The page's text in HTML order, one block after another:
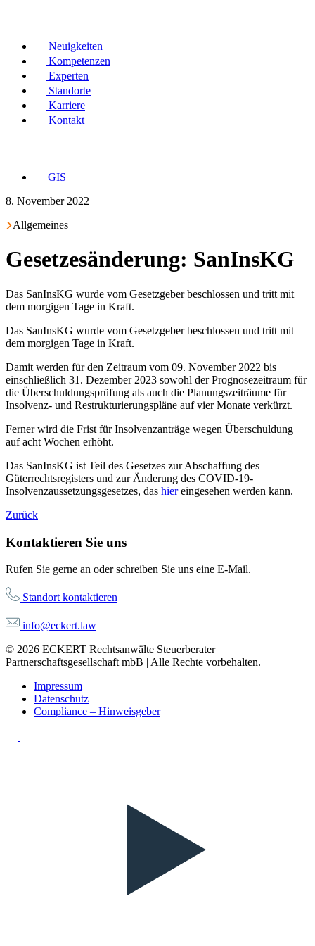
Neuigkeiten
Kompetenzen
Experten
Standorte
Karriere
Kontakt
GIS
8. November 2022
Allgemeines
Gesetzesänderung: SanInsKG
Das SanInsKG wurde vom Gesetzgeber beschlossen und tritt mit
dem morgigen Tage in Kraft.
Das SanInsKG wurde vom Gesetzgeber beschlossen und tritt mit
dem morgigen Tage in Kraft.
Damit werden für den Zeitraum vom 09. November 2022 bis
einschließlich 31. Dezember 2023 sowohl der Prognosezeitraum für
die Überschuldungsprüfung als auch die Planungszeiträume für
Insolvenz- und Restrukturierungspläne auf vier Monate verkürzt.
Ferner wird die Frist für Insolvenzanträge wegen Überschuldung
auf acht Wochen erhöht.
Das SanInsKG ist Teil des Gesetzes zur Abschaffung des
Güterrechtsregisters und zur Änderung des COVID-19-
Insolvenzaussetzungsgesetzes, das hiereingesehen werden kann.
Zurück
Kontaktieren Sie uns
Rufen Sie gerne an oder schreiben Sie uns eine E-Mail.
Standort kontaktieren
info@eckert.law
© 2026 ECKERT Rechtsanwälte Steuerberater
Partnerschaftsgesellschaft mbB | Alle Rechte vorbehalten.
Impressum
Datenschutz
Compliance – Hinweisgeber